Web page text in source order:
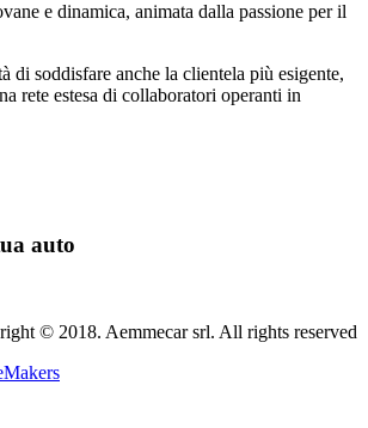
e dinamica, animata dalla passione per il
di soddisfare anche la clientela più esigente,
rete estesa di collaboratori operanti in
auto
© 2018. Aemmecar srl. All rights reserved